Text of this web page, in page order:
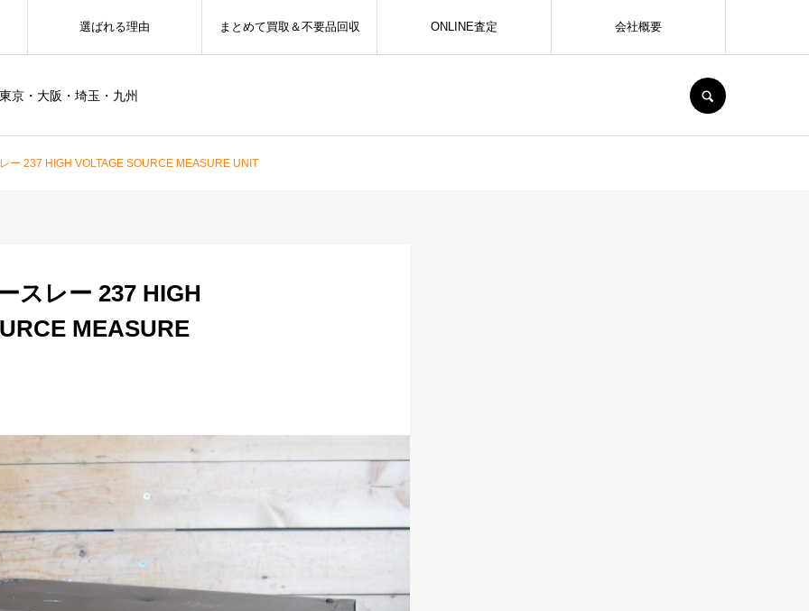
京・大阪・埼玉・九州
選ばれる理由 まとめて買取＆不要品回収 ONLINE査定 会社概要
ー 237 HIGH VOLTAGE SOURCE MEASURE UNIT
スレー 237 HIGH
MEASURE